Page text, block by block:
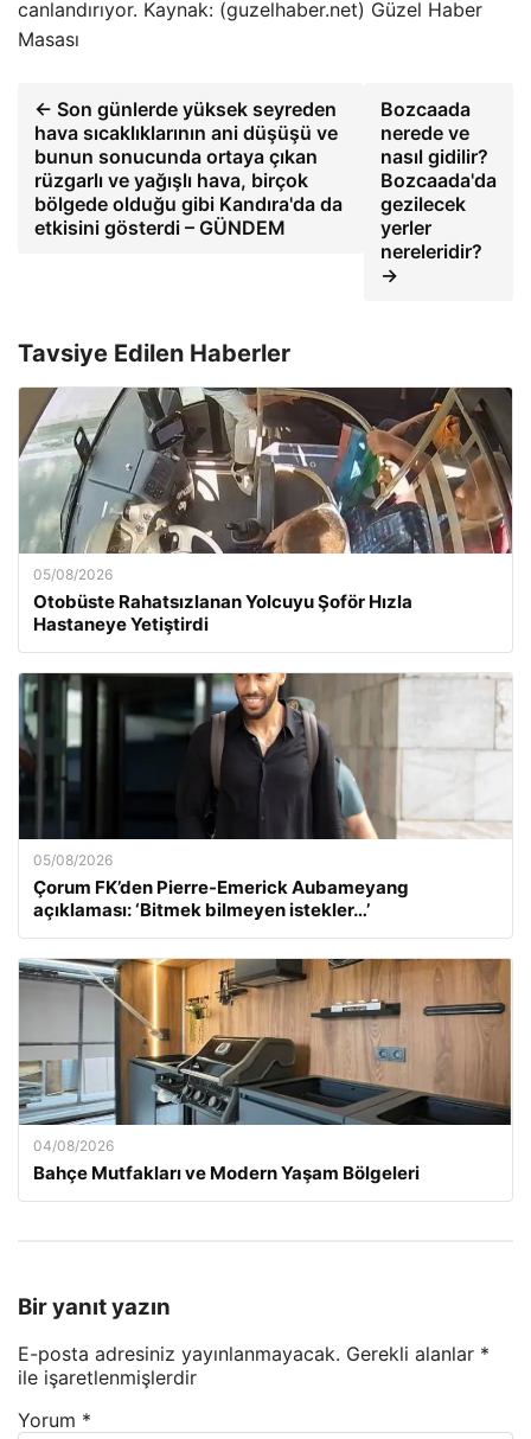
canlandırıyor. Kaynak: (guzelhaber.net) Güzel Haber
Masası
← Son günlerde yüksek seyreden
hava sıcaklıklarının ani düşüşü ve
bunun sonucunda ortaya çıkan
rüzgarlı ve yağışlı hava, birçok
bölgede olduğu gibi Kandıra'da da
etkisini gösterdi – GÜNDEM
Bozcaada
nerede ve
nasıl gidilir?
Bozcaada'da
gezilecek
yerler
nereleridir?
→
Tavsiye Edilen Haberler
05/08/2026
Otobüste Rahatsızlanan Yolcuyu Şoför Hızla
Hastaneye Yetiştirdi
05/08/2026
Çorum FK’den Pierre-Emerick Aubameyang
açıklaması: ‘Bitmek bilmeyen istekler…’
04/08/2026
Bahçe Mutfakları ve Modern Yaşam Bölgeleri
Bir yanıt yazın
E-posta adresiniz yayınlanmayacak. Gerekli alanlar *
ile işaretlenmişlerdir
Yorum *